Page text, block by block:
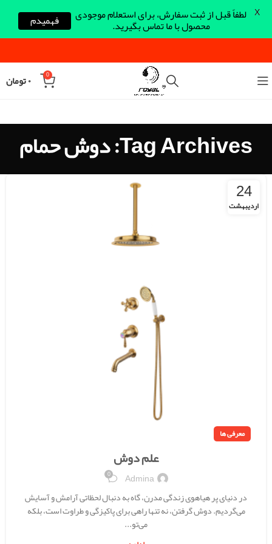
0 ۰تومان
Tag Archives: دوش حمام
24
اردیبهشت
معرفی ها
علم دوش
Admina
0
در دنیای پر هیاهوی زندگی مدرن، گاه به دنبال لحظاتی آرامش و آسایش
می‌گردیم. دوش گرفتن، نه تنها راهی برای پاکیزگی و طراوت است، بلکه
می‌تو...
لطفاً قبل از ثبت سفارش، برای استعلام موجودی
محصول با ما تماس بگیرید. فهمیدم X